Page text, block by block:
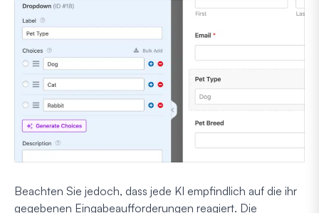
Beachten Sie jedoch, dass jede KI empfindlich auf die ihr
gegebenen Eingabeaufforderungen reagiert. Die